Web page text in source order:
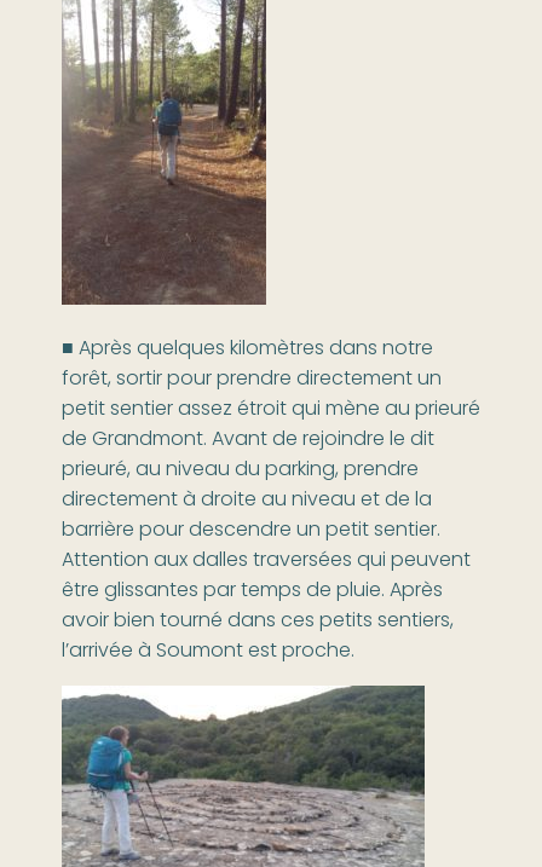
■ Après quelques kilomètres dans notre
forêt, sortir pour prendre directement un
petit sentier assez étroit qui mène au prieuré
de Grandmont. Avant de rejoindre le dit
prieuré, au niveau du parking, prendre
directement à droite au niveau et de la
barrière pour descendre un petit sentier.
Attention aux dalles traversées qui peuvent
être glissantes par temps de pluie. Après
avoir bien tourné dans ces petits sentiers,
l’arrivée à Soumont est proche.